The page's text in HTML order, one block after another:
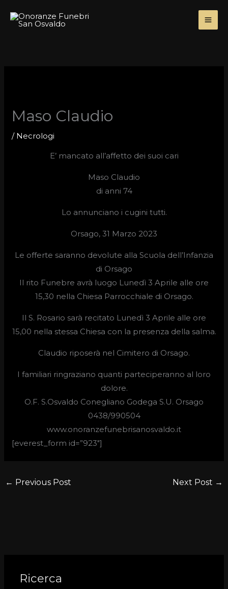
Maso Claudio
/ Necrologi
E’ mancato all’affetto dei suoi cari
Maso Claudio
di anni 74
Lo annunciano i cugini tutti.
Orsago, 31 Marzo 2023
Le offerte saranno devolute alla Scuola dell’Infanzia
di Orsago
Il rito Funebre avrà luogo Lunedì 3 Aprile alle ore
15,30 nella Chiesa Parrocchiale di Orsago.
Il S. Rosario sarà recitato Lunedì 3 Aprile alle ore
15,00 nella stessa Chiesa con la presenza della salma.
Claudio riposerà nel Cimitero di Orsago.
I familiari ringraziano quanti parteciperanno al loro
dolore.
O.F. S.Osvaldo Conegliano Godega S.U. Orsago
0438/990504
www.onoranzefunebrisanosvaldo.it
[everest_form id=”923″]
← Previous Post Next Post →
Ricerca